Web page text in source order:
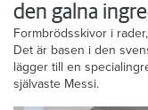
den galna
Formbrödsskivor i
Det är basen i den
lägger till en
självaste Messi.